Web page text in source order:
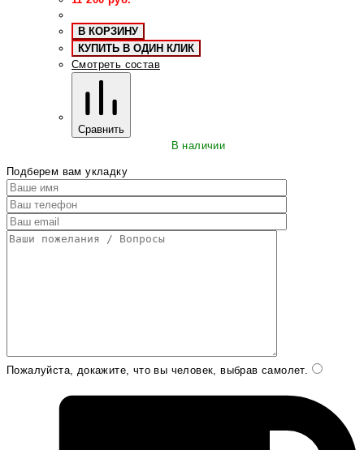
В КОРЗИНУ
КУПИТЬ В ОДИН КЛИК
Смотреть состав
Сравнить
В наличии
Подберем вам укладку
Пожалуйста, докажите, что вы человек, выбрав самолет.